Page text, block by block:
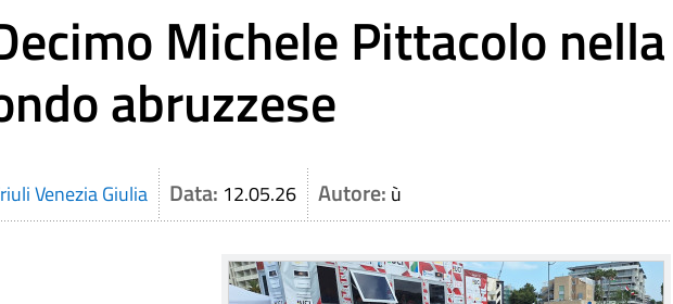
Michele Pittacolo nella
abruzzese
Venezia Giulia Data: 12.05.26 Autore: ù